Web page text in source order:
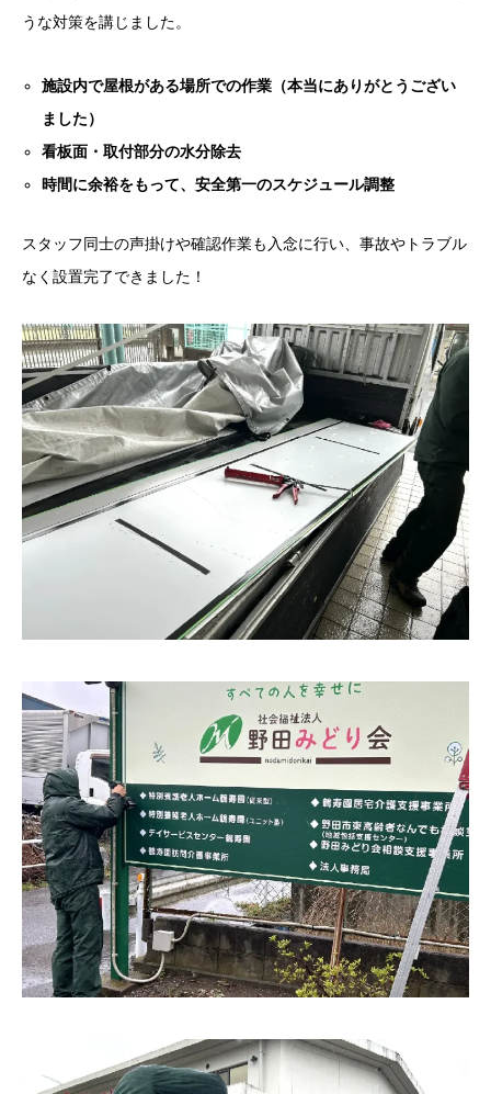
うな対策を講じました。
施設内で屋根がある場所での作業（本当にありがとうござい
ました）
看板面・取付部分の水分除去
時間に余裕をもって、安全第一のスケジュール調整
スタッフ同士の声掛けや確認作業も入念に行い、事故やトラブル
なく設置完了できました！